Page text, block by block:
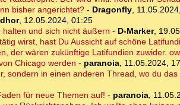
bisher angerichtet?- Dragonfly,
, 12.05.2024, 01:25
und sich nicht äußern - D-Marker,
wirst, hast Du Aussicht auf schöne
der wären zukünftige Latifundien zuwider.
Chicago werden - paranoia, 11.05.2024,
sondern in einen anderen Thread, wo du
für neue Themen auf! - paranoia,